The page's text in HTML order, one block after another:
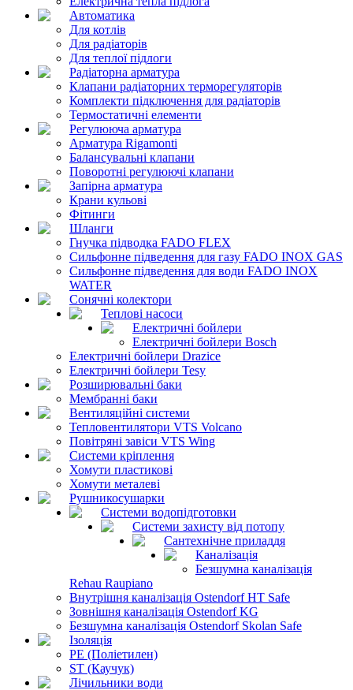
Автоматика
Для котлів
Для радіаторів
Для теплої підлоги
Радіаторна арматура
Клапани радіаторних терморегуляторів
Комплекти підключення для радіаторів
Термостатичні елементи
Регулююча арматура
Арматура Rigamonti
Балансувальні клапани
Поворотні регулюючі клапани
Запірна арматура
Крани кульові
Фітинги
Шланги
Гнучка підводка FADO FLEX
Сильфонне підведення для газу FADO INOX GAS
Сильфонне підведення для води FADO INOX
WATER
Сонячні колектори
Теплові насоси
Електричні бойлери
Електричні бойлери Bosch
Електричні бойлери Drazice
Електричні бойлери Tesy
Розширювальні баки
Мембранні баки
Вентиляційні системи
Тепловентилятори VTS Volcano
Повітряні завіси VTS Wing
Системи кріплення
Хомути пластикові
Хомути металеві
Рушникосушарки
Системи водопідготовки
Системи захисту від потопу
Сантехнічне приладдя
Каналізація
Безшумна каналізація
Rehau Raupiano
Внутрішня каналізація Ostendorf HT Safe
Зовнішня каналізація Ostendorf KG
Безшумна каналізація Ostendorf Skolan Safe
Ізоляція
PE (Поліетилен)
ST (Каучук)
Лічильники води